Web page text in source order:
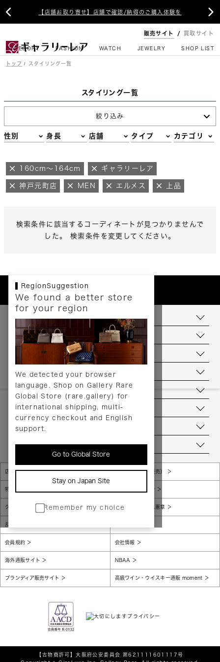
【店舗お取り寄せ】店舗で確認/納得のご購入体験を
 
販売サイト 買取サイト
CATEGORY FASHION WATCH JEWELRY SHOP LIST
トップ スタイリング一覧
スタイリング一覧
絞り込み
性別 身長 店舗 タイプ カテゴリ
160cm～164cm ギャラリーレア
神戸元町店 MEN エルメス 上品
検索条件に該当するコーディネートが見つかりませんで
した。 検索条件を変更してください。
RegionSuggestion
We found a better store
for your region
We detected your browser
language. Shop on Gallery Rare
Global Store (rare.gallery) for
international shipping, multi-
currency checkout and English
support.
Go to Global Store
Stay on Japan Site
Remember my choice
お支払いについて
配送について
送料について
返品について
ヘルプ
お問い合わせ
当店について
店舗一覧 販売規約（店頭販売）
特定商取引法に基づく表示 個人情報保護方針
グローバルプライバシーポリシー コンプライアンス憲章
反社会的勢力に対する基本方針
会員規約 会社情報
海外通販サイト NBAA
ブランディア販売サイト 高級ワイン・ウイスキー通販 moment
【古物商許可】大阪府公安委員会 第621111601117号